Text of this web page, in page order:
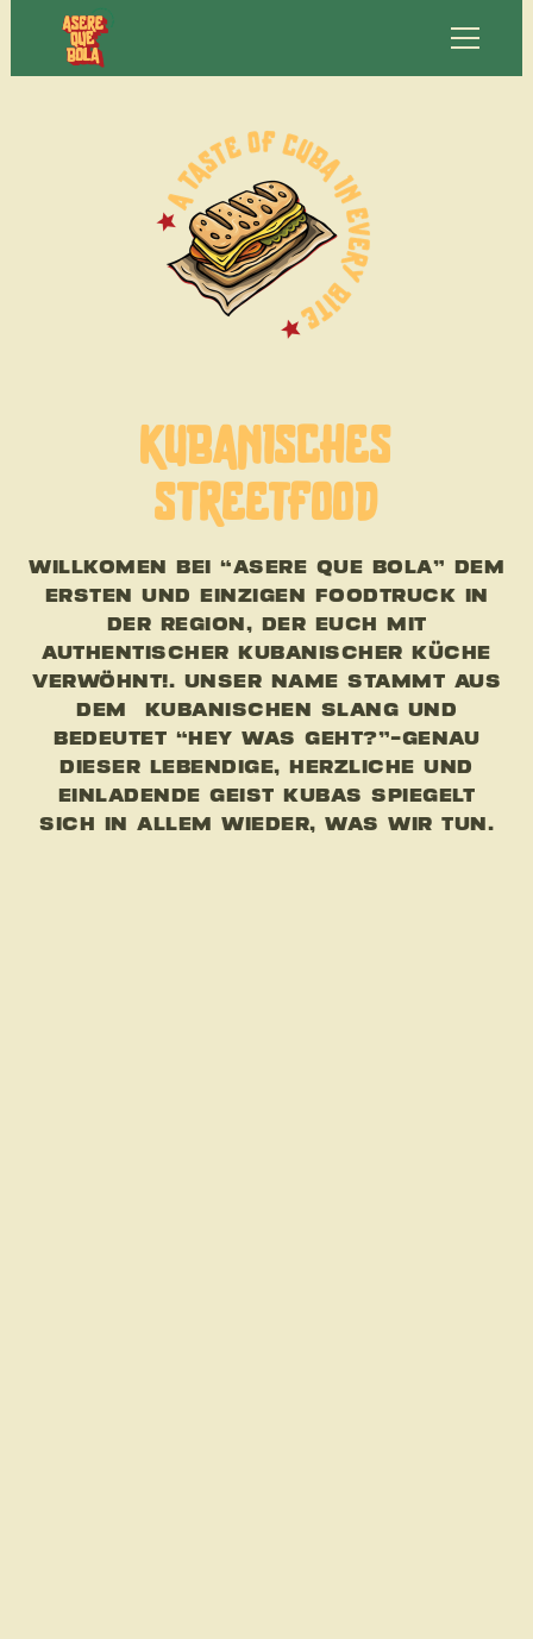
KUBANISCHES
STREETFOOD
WILLKOMEN BEI “ASERE QUE BOLA” DEM
ERSTEN UND EINZIGEN FOODTRUCK IN
DER REGION, DER EUCH MIT
AUTHENTISCHER KUBANISCHER KÜCHE
VERWÖHNT!. UNSER NAME STAMMT AUS
DEM KUBANISCHEN SLANG UND
BEDEUTET “HEY WAS GEHT?”-GENAU
DIESER LEBENDIGE, HERZLICHE UND
EINLADENDE GEIST KUBAS SPIEGELT
SICH IN ALLEM WIEDER, WAS WIR TUN.